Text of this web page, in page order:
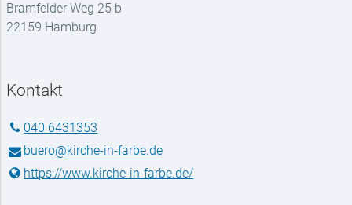
Bramfelder Weg 25 b
22159 Hamburg
Kontakt
040 6431353
buero@​kirche-in-farbe.​de
https://www.​kirche-in-farbe.​de/